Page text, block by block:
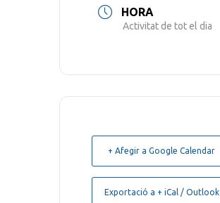
HORA
Activitat de tot el dia
+ Afegir a Google Calendar
Exportació a + iCal / Outlook